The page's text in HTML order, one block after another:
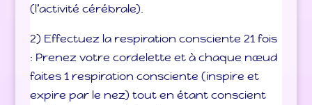
(l’activité cérébrale).
2) Effectuez la respiration consciente 21 fois
: Prenez votre cordelette et à chaque nœud
faites 1 respiration consciente (inspire et
expire par le nez) tout en étant conscient